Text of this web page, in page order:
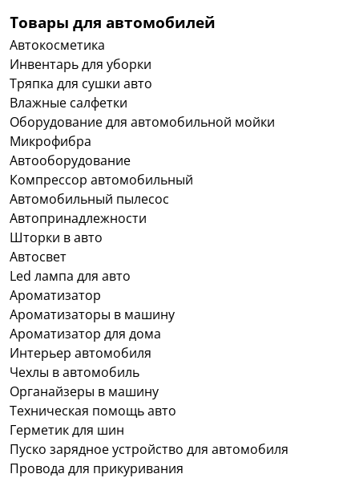
Товары для автомобилей
Автокосметика
Инвентарь для уборки
Тряпка для сушки авто
Влажные салфетки
Оборудование для автомобильной мойки
Микрофибра
Автооборудование
Компрессор автомобильный
Автомобильный пылесос
Автопринадлежности
Шторки в авто
Автосвет
Led лампа для авто
Ароматизатор
Ароматизаторы в машину
Ароматизатор для дома
Интерьер автомобиля
Чехлы в автомобиль
Органайзеры в машину
Техническая помощь авто
Герметик для шин
Пуско зарядное устройство для автомобиля
Провода для прикуривания